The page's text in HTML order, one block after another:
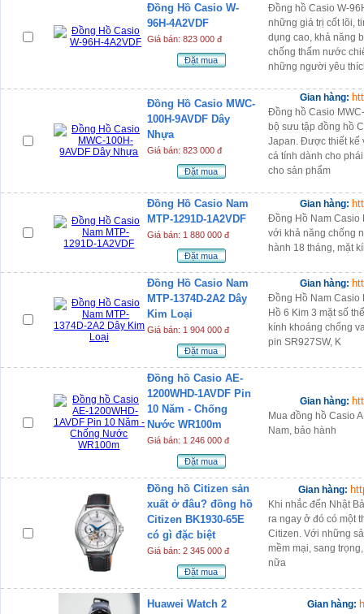
Đồng Hồ Casio W-
96H-4A2VDF
Giá bán: 823 000 đ
Đặt mua
Đồng hồ Casio W-
những giá trị cốt lõi,
dụng cao, khả năng
chống thấm nước
những người yêu
Đồng Hồ Casio MWC-
100H-9AVDF Dây
Nhựa
Giá bán: 823 000 đ
Đặt mua
Gian hàng:
Đồng hồ Casio
bộ sưu tập đồng hồ
Japan. Được thiết kế
cá tính dành cho
cho sản phẩm
Đồng Hồ Casio Nam
MTP-1291D-1A2VDF
Giá bán: 1 880 000 đ
Đặt mua
Gian hàng:
Đồng Hồ Nam Casio
với khả năng chống
hành 18 tháng, mặt
Đồng Hồ Casio Nam
MTP-1374D-2A2 Dây
Kim Loại
Giá bán: 1 904 000 đ
Đặt mua
Gian hàng:
Đồng Hồ Nam Casio
Hồ 6 Kim 3 mặt số
kính khoáng chống
pin SR927SW, K
Đồng hồ Casio AE-
1200WHD-1AVDF Pin
10 Năm - Chống
Nước WR100m
Giá bán: 1 246 000 đ
Đặt mua
Gian hàng:
Mua đồng hồ Casio
Nam, bảo hành
Đồng hồ Citizen sản
xuất ở đâu? đồng hồ
Citizen BK1930-65E
có gì đặc biệt
Giá bán: 2 345 000 đ
Đặt mua
Gian hàng:
Khi nhắc đến Nhật
ra ngay ở đó có một
Citizen. Với những
mềm mại, sang
nữa
Huawei Watch 2
Gian hàng: